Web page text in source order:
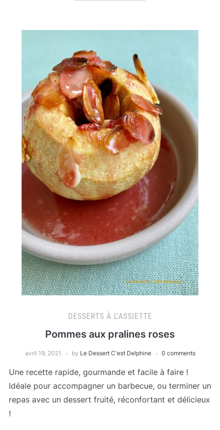
DESSERTS À L'ASSIETTE
Pommes aux pralines roses
avril 19, 2021 by Le Dessert C'est Delphine 0 comments
Une recette rapide, gourmande et facile à faire !
Idéale pour accompagner un barbecue, ou terminer un
repas avec un dessert fruité, réconfortant et délicieux
!